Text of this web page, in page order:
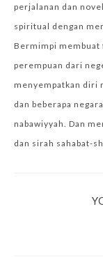
perjalanan dan
spiritual dengan
Bermimpi
perempuan dari
menyempatkan diri
dan beberapa
nabawiyyah. Dan
dan sirah sahabat-